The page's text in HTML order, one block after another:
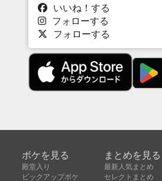
いいね！する
フォローする
フォローする
ボケを見る
殿堂入り
ピックアップボケ
まとめを見る
最新人気まとめ
セレクトまとめ